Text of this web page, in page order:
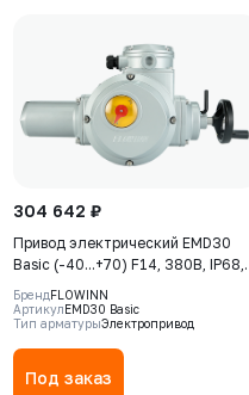
304 642 ₽
Привод электрический EMD30
Basic (-40...+70) F14, 380В, IP68,
S2-15min
БрендFLOWINN
АртикулEMD30 Basic
Тип арматурыЭлектропривод
Под заказ